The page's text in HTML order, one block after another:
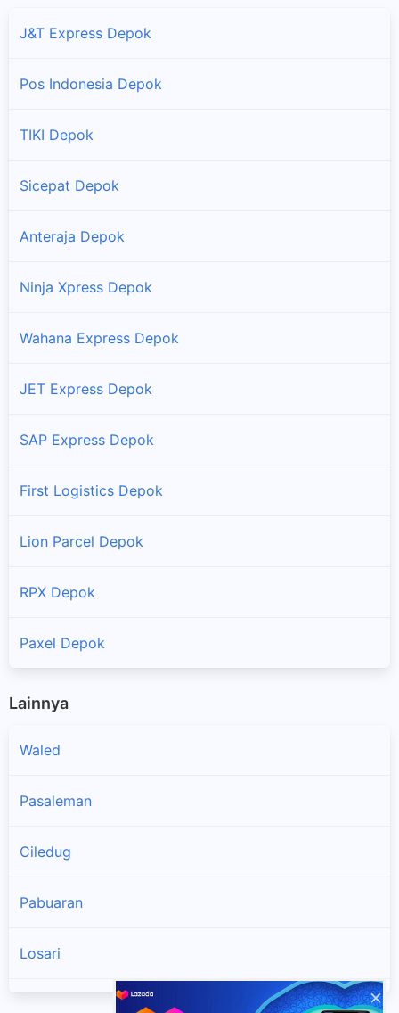
J&T Express Depok
Pos Indonesia Depok
TIKI Depok
Sicepat Depok
Anteraja Depok
Ninja Xpress Depok
Wahana Express Depok
JET Express Depok
SAP Express Depok
First Logistics Depok
Lion Parcel Depok
RPX Depok
Paxel Depok
Lainnya
Waled
Pasaleman
Ciledug
Pabuaran
Losari
×